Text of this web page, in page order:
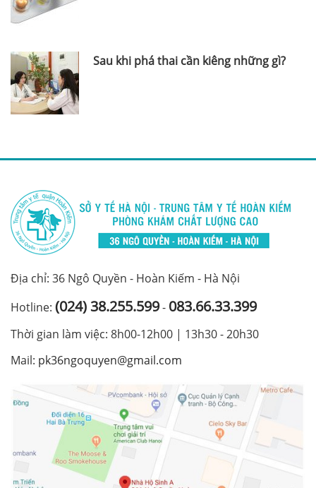
Sau khi phá thai cần kiêng những gì?
Địa chỉ: 36 Ngô Quyền - Hoàn Kiếm - Hà Nội
Hotline: (024) 38.255.599- 083.66.33.399
Thời gian làm việc: 8h00-12h00 | 13h30 - 20h30
Mail: pk36ngoquyen@gmail.com